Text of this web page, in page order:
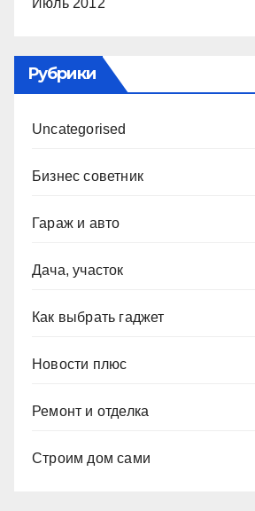
Июль 2012
Рубрики
Uncategorised
Бизнес советник
Гараж и авто
Дача, участок
Как выбрать гаджет
Новости плюс
Ремонт и отделка
Строим дом сами